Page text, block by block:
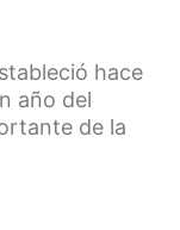
hace
año del
de la